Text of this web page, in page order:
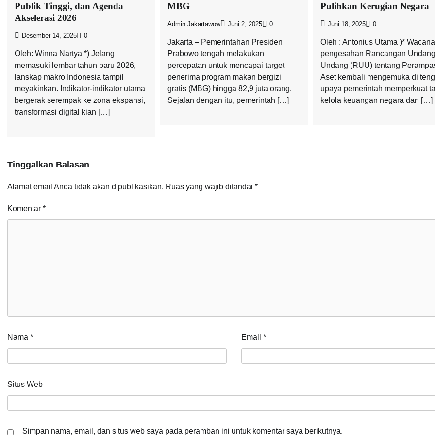
Publik Tinggi, dan Agenda
Akselerasi 2026
Desember 14, 2025 0
Oleh: Winna Nartya *) Jelang
memasuki lembar tahun baru 2026,
lanskap makro Indonesia tampil
meyakinkan. Indikator-indikator utama
bergerak serempak ke zona ekspansi,
transformasi digital kian […]
MBG
Admin Jakartawow Juni 2, 2025 0
Jakarta – Pemerintahan Presiden
Prabowo tengah melakukan
percepatan untuk mencapai target
penerima program makan bergizi
gratis (MBG) hingga 82,9 juta orang.
Sejalan dengan itu, pemerintah […]
Pulihkan Kerugian Negara
Juni 18, 2025 0
Oleh : Antonius Utama )* Wacana
pengesahan Rancangan
Undang (RUU) tentang
Aset kembali mengemuka di
upaya pemerintah memperkuat
kelola keuangan negara dan […]
Tinggalkan Balasan
Alamat email Anda tidak akan dipublikasikan. Ruas yang wajib ditandai *
Komentar *
Nama * Email*
Situs Web
Simpan nama, email, dan situs web saya pada peramban ini untuk komentar saya berikutnya.